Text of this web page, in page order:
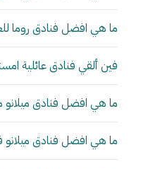
ما هي افضل فنادق روما
فين ألقي فنادق عائلية
ما هي افضل فنادق ميلانو
ما هي افضل فنادق ميلانو